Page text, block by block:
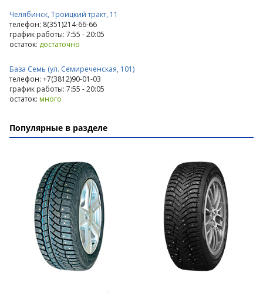
Челябинск, Троицкий тракт, 11
телефон: 8(351)214-66-66
график работы: 7:55 - 20:05
остаток: достаточно
База Семь (ул. Семиреченская, 101)
телефон: +7(3812)90-01-03
график работы: 7:55 - 20:05
остаток: много
Популярные в разделе